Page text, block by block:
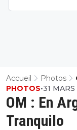
Accueil Photos
OM : En
Tranquilo
PHOTOS•31 MARS